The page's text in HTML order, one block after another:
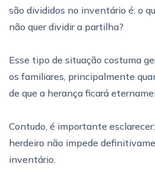
são divididos no inventário é: o
não quer dividir a partilha?
Esse tipo de situação costuma
os familiares, principalmente
de que a herança ficará
Contudo, é importante
herdeiro não impede
inventário.